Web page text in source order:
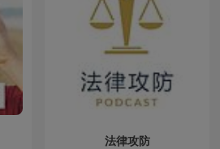
法律攻防